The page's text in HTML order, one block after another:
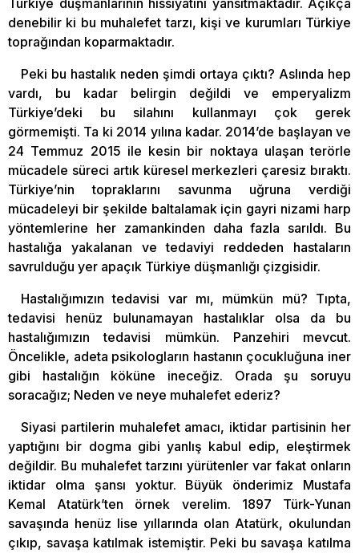
Türkiye düşmanlarının hissiyatını yansıtmaktadır. Açıkça
denebilir ki bu muhalefet tarzı, kişi ve kurumları Türkiye
toprağından koparmaktadır.
Peki bu hastalık neden şimdi ortaya çıktı? Aslında hep
vardı, bu kadar belirgin değildi ve emperyalizm
Türkiye’deki bu silahını kullanmayı çok gerek
görmemişti. Ta ki 2014 yılına kadar. 2014’de başlayan ve
24 Temmuz 2015 ile kesin bir noktaya ulaşan terörle
mücadele süreci artık küresel merkezleri çaresiz bıraktı.
Türkiye’nin topraklarını savunma uğruna verdiği
mücadeleyi bir şekilde baltalamak için gayri nizami harp
yöntemlerine her zamankinden daha fazla sarıldı. Bu
hastalığa yakalanan ve tedaviyi reddeden hastaların
savrulduğu yer apaçık Türkiye düşmanlığı çizgisidir.
Hastalığımızın tedavisi var mı, mümkün mü? Tıpta,
tedavisi henüz bulunamayan hastalıklar olsa da bu
hastalığımızın tedavisi mümkün. Panzehiri mevcut.
Öncelikle, adeta psikologların hastanın çocukluğuna iner
gibi hastalığın köküne ineceğiz. Orada şu soruyu
soracağız; Neden ve neye muhalefet ederiz?
Siyasi partilerin muhalefet amacı, iktidar partisinin her
yaptığını bir dogma gibi yanlış kabul edip, eleştirmek
değildir. Bu muhalefet tarzını yürütenler var fakat onların
iktidar olma şansı yoktur. Büyük önderimiz Mustafa
Kemal Atatürk’ten örnek verelim. 1897 Türk-Yunan
savaşında henüz lise yıllarında olan Atatürk, okulundan
çıkıp, savaşa katılmak istemiştir. Peki bu savaşa katılma